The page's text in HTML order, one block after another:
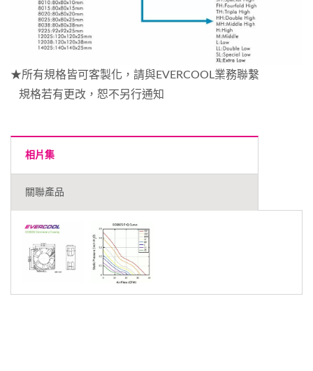
★所有規格皆可客製化，請與EVERCOOL業務聯繫
規格若有更改，恕不另行通知
相片集
關聯產品